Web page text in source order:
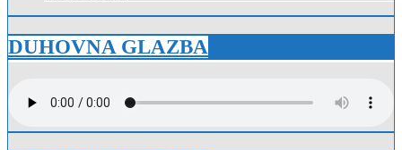
DUHOVNA GLAZBA